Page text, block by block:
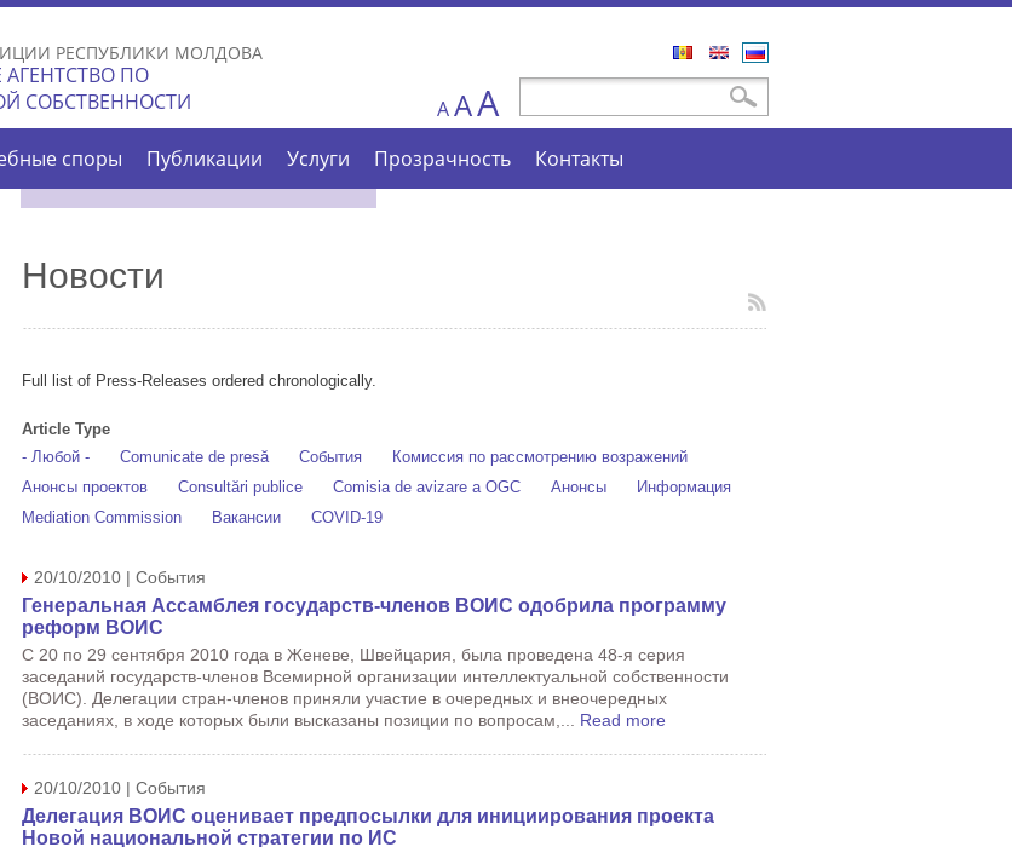
Skip to
main
content
РЕСПУБЛИКИ МОЛДОВА
ПО
СОБСТВЕННОСТИ
Поиск
A AA
споры Публикации Услуги Прозрачность Контакты
Новости
Full list of Press-Releases ordered chronologically.
Article Type
- Любой -
Comunicate de presă События
Комиссия по рассмотрению возражений
Анонсы проектов
Consultări publice Comisia de avizare a OGC Анонсы
Информация
Mediation Commission
Вакансии COVID-19
20/10/2010 | События
Генеральная Ассамблея государств-членов ВОИС одобрила программу
реформ ВОИС
С 20 по 29 сентября 2010 года в Женеве, Швейцария, была проведена 48-я серия
заседаний государств-членов Всемирной организации интеллектуальной собственности
(ВОИС). Делегации стран-членов приняли участие в очередных и внеочередных
заседаниях, в ходе которых были высказаны позиции по вопросам,... Read more
20/10/2010 | События
Делегация ВОИС оценивает предпосылки для инициирования проекта
Новой национальной стратегии по ИС